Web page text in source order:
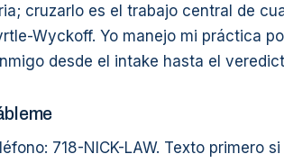
cruzarlo es el trabajo central de
Wyckoff. Yo manejo mi práctica
desde el intake hasta el
718-NICK-LAW. Texto primero